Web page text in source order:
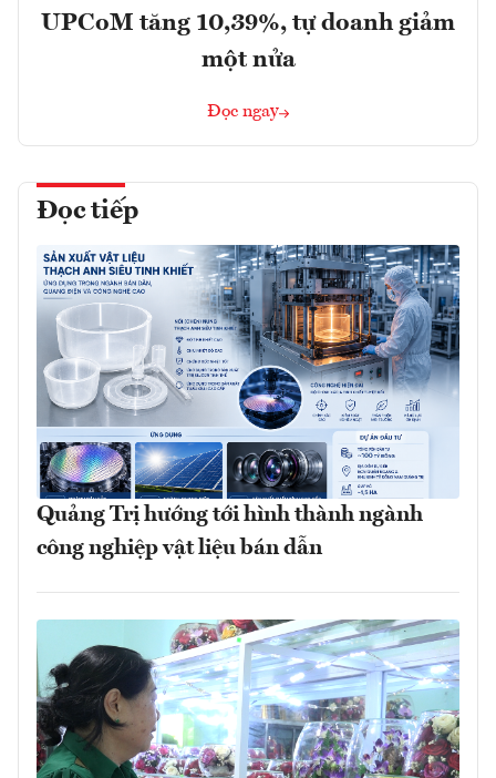
UPCoM tăng 10,39%, tự doanh giảm
một nửa
Đọc ngay
Đọc tiếp
Quảng Trị hướng tới hình thành ngành
công nghiệp vật liệu bán dẫn